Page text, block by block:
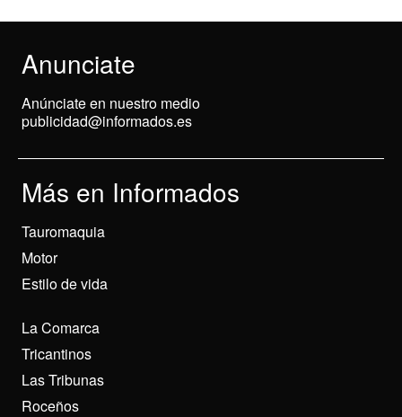
Anunciate
Anúnciate en nuestro medio
publicidad@informados.es
Más en Informados
Tauromaquia
Motor
Estilo de vida
La Comarca
Tricantinos
Las Tribunas
Roceños